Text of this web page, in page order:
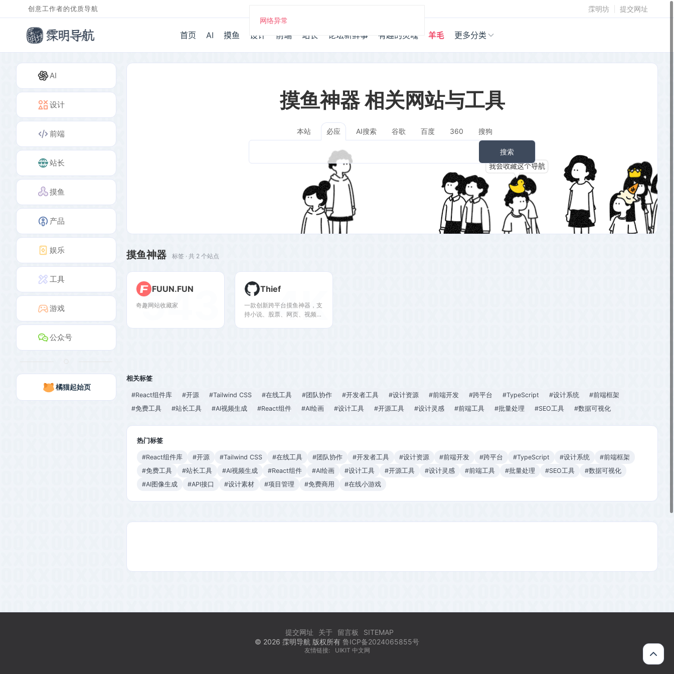
创意工作者的优质导航 霂明坊 提交网址
首页 AI 摸鱼 设计 前端 站长 论坛新鲜事 有趣的灵魂 羊毛 更多分类
AI
设计
前端
站长
摸鱼
产品
娱乐
工具
游戏
公众号
橘猫起始页
摸鱼神器 相关网站与工具
本站 必应 AI搜索 谷歌 百度 360 搜狗
搜索
摸鱼神器 标签 · 共 2 个站点
FUUN.FUN
奇趣网站收藏家
543 Thief
一款创新跨平台摸鱼神器，支
持小说、股票、网页、视频、
4K
相关标签
#React组件库 #开源 #Tailwind CSS #在线工具 #团队协作 #开发者工具 #设计资源 #前端开发 #跨平台 #TypeScript #设计系统
#前端框架
#免费工具
#站长工具 #AI视频生成 #React组件 #AI绘画 #设计工具 #开源工具 #设计灵感 #前端工具 #批量处理 #SEO工具 #数据可视化
热门标签
#React组件库 #开源 #Tailwind CSS #在线工具 #团队协作 #开发者工具 #设计资源 #前端开发 #跨平台 #TypeScript #设计系统
#前端框架
#免费工具
#站长工具 #AI视频生成 #React组件 #AI绘画 #设计工具 #开源工具 #设计灵感 #前端工具 #批量处理 #SEO工具
#数据可视化
#AI图像生成
#API接口 #设计素材 #项目管理 #免费商用 #在线小游戏
提交网址 关于 留言板
SITEMAP
© 2026 霂明导航 版权所有 鲁ICP备2024065855号
友情链接: UIKIT 中文网
网络异常